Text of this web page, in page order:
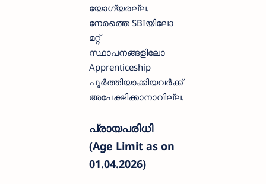
യോഗ്യരല്ല.
നേരത്തെ SBIയിലോ
മറ്റ്
സ്ഥാപനങ്ങളിലോ
Apprenticeship
പൂർത്തിയാക്കിയവർക്ക്
അപേക്ഷിക്കാനാവില്ല.
പ്രായപരിധി
(Age Limit as on
01.04.2026)